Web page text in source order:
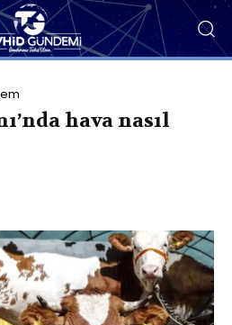
hava nasıl